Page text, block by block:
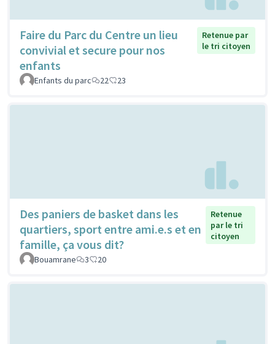
Faire du Parc du Centre un lieu
convivial et secure pour nos
enfants
Retenue par
le tri citoyen
Enfants du parc 22 23
Des paniers de basket dans les
quartiers, sport entre ami.e.s et en
famille, ça vous dit?
Retenue
par le tri
citoyen
Bouamrane 3 20